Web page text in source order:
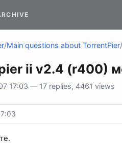
/Main questions about TorrentPier/
ii v2.4 (r400)
17:03 — 17 replies, 4461 views